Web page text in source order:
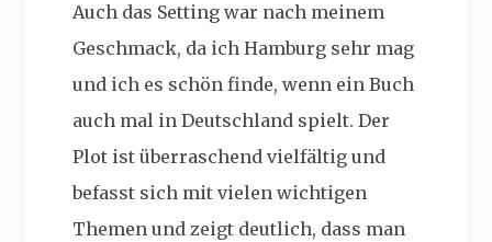
Auch das Setting war nach meinem
Geschmack, da ich Hamburg sehr mag
und ich es schön finde, wenn ein Buch
auch mal in Deutschland spielt. Der
Plot ist überraschend vielfältig und
befasst sich mit vielen wichtigen
Themen und zeigt deutlich, dass man